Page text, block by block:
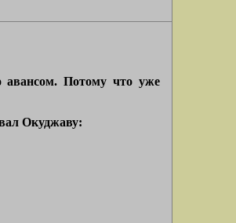
Потому что уже
Окуджаву: